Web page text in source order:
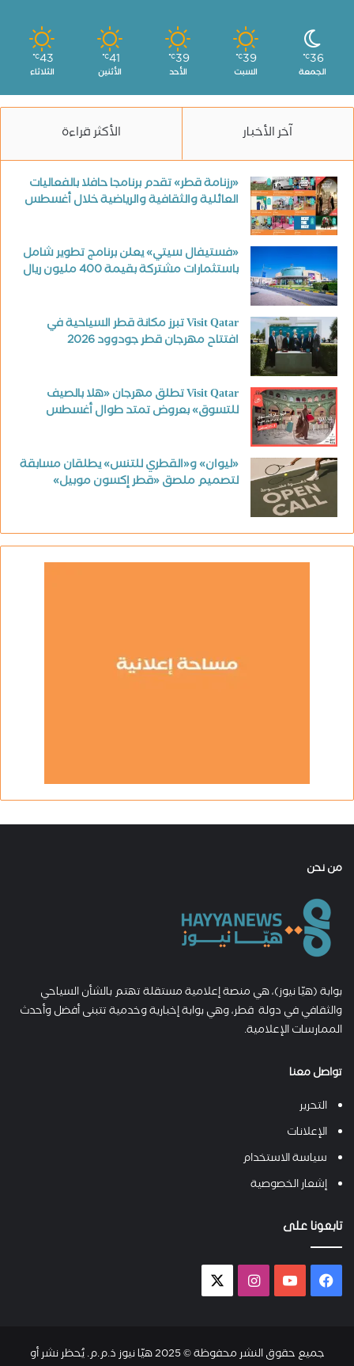
36
℃
الجمعة
39
℃
السبت
39
℃
الأحد
41
℃
الأثنين
43
℃
الثلاثاء
آخر الأخبار الأكثر قراءة
«رزنامة قطر» تقدم برنامجا حافلا بالفعاليات
العائلية والثقافية والرياضية خلال أغسطس
«فستيفال سيتي» يعلن برنامج تطوير شامل
باستثمارات مشتركة بقيمة 400 مليون ريال
Visit Qatar تبرز مكانة قطر السياحية في
افتتاح مهرجان قطر جودوود 2026
Visit Qatar تطلق مهرجان «هلا بالصيف
للتسوق» بعروض تمتد طوال أغسطس
«ليوان» و«القطري للتنس» يطلقان مسابقة
لتصميم ملصق «قطر إكسون موبيل»
من نحن
بوابة (هيّا نيوز)، هي منصة إعلامية مستقلة تهتم بالشأن السياحي
والثقافي في دولة قطر، وهي بوابة إخبارية وخدمية تتبنى أفضل وأحدث
الممارسات الإعلامية.
تواصل معنا
التحرير
الإعلانات
سياسة الاستخدام
إشعار الخصوصية
تابعونا على
فيسبوك يوتيوب انستقرام
جميع حقوق النشر محفوظة © 2025 هيّا نيوز ذ.م.م. يُحظر نشر أو